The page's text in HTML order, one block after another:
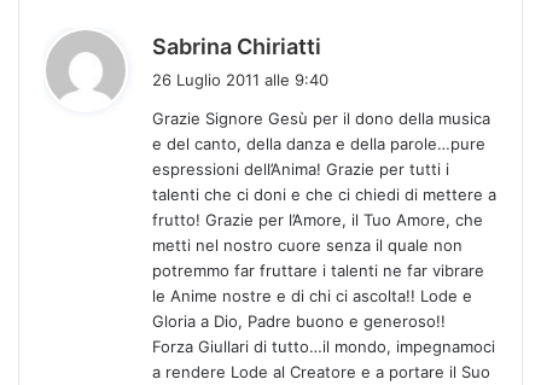
Sabrina Chiriatti
e
t
26 Luglio 2011 alle 9:40
Grazie Signore Gesù per il dono della musica
e del canto, della danza e della parole…pure
espressioni dell’Anima! Grazie per tutti i
talenti che ci doni e che ci chiedi di mettere a
frutto! Grazie per l’Amore, il Tuo Amore, che
metti nel nostro cuore senza il quale non
potremmo far fruttare i talenti ne far vibrare
le Anime nostre e di chi ci ascolta!! Lode e
Gloria a Dio, Padre buono e generoso!!
Forza Giullari di tutto…il mondo, impegnamoci
a rendere Lode al Creatore e a portare il Suo